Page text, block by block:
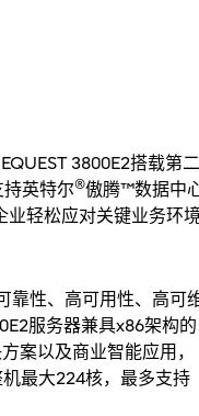
3800E2搭载第二
英特尔®傲腾™数据中
业轻松应对关键业务环
靠性、高可用性、高可
服务器兼具x86架构的
案以及商业智能应用，
最大224核，最多支持